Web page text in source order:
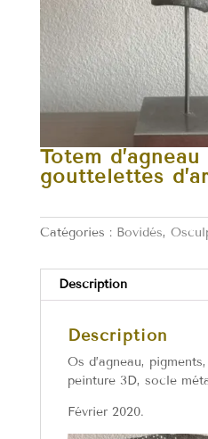
Totem d’agneau
gouttelettes
Catégories : Bovidés,
Description
Description
Os d’agneau,
peinture 3D, socle
Février 2020.